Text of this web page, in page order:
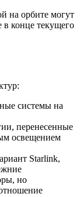
на орбите могут
в конце текущего
системы на
перенесенные
освещением
Starlink,
но